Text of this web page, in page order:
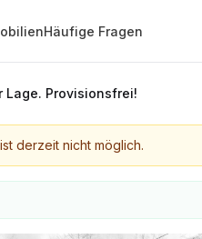
Häufige Fragen
Lage. Provisionsfrei!
derzeit nicht möglich.